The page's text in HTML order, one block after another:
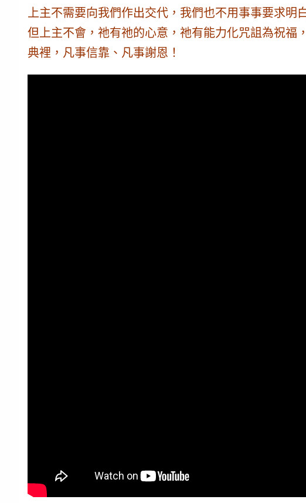
上主不需要向我們作出交代，我們也不用事事要求
但上主不會，祂有祂的心意，祂有能力化咒詛為祝福
典裡，凡事信靠、凡事謝恩！